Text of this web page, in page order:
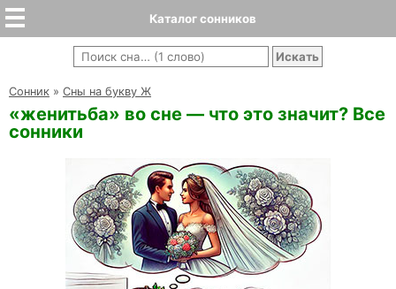
Каталог сонников
Cонник » Сны на букву Ж
«женитьба» во сне — что это значит? Все
сонники